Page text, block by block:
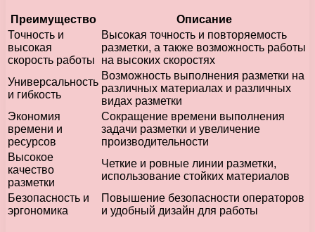
Преимущество
Описание
Точность и
высокая
скорость работы
Высокая точность и повторяемость
разметки, а также возможность работы
на высоких скоростях
Универсальность
и гибкость
Возможность выполнения разметки на
различных материалах и различных
видах разметки
Экономия
времени и
ресурсов
Сокращение времени выполнения
задачи разметки и увеличение
производительности
Высокое
качество
разметки
Четкие и ровные линии разметки,
использование стойких материалов
Безопасность и
эргономика
Повышение безопасности операторов
и удобный дизайн для работы